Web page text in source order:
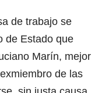
de trabajo se
de Estado que
Marín, mejor
de las